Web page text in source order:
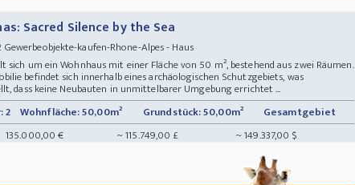
Sacred Silence by the Sea
Gewerbeobjekte-kaufen-Rhone-Alpes - Haus
sich um ein Wohnhaus mit einer Fläche von 50 m², bestehend aus zwei Räumen.
befindet sich innerhalb eines archäologischen Schutzgebiets, was
dass keine Neubauten in unmittelbarer Umgebung errichtet ...
2 Wohnfläche: 50,00m² Grundstück: 50,00m²
Gesamtgebiet
135.000,00 € ~ 115.749,00 £ ~ 149.337,00 $